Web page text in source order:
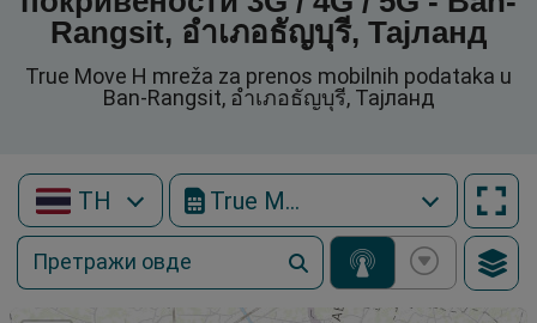
Rangsit, อำเภอธัญบุรี, Тајланд
True Move H mreža za prenos mobilnih podataka u
Ban-Rangsit, อำเภอธัญบุรี, Тајланд
TH True Move H